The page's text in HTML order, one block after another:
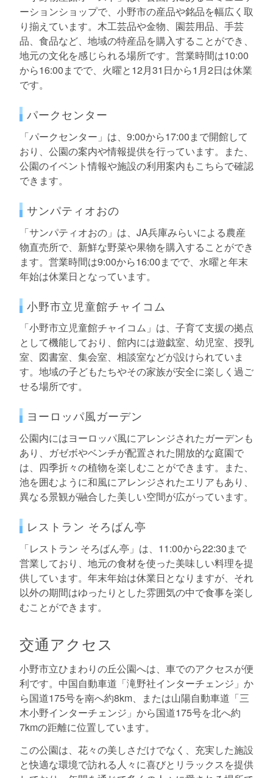
ーションショップで、小野市の産品や銘品を幅広く取
り揃えています。木工芸品や金物、園芸用品、手芸
品、食品など、地域の特産品を購入することができ、
地元の文化を感じられる場所です。営業時間は10:00
から16:00までで、火曜と12月31日から1月2日は休業
です。
パークセンター
「パークセンター」は、9:00から17:00まで開館して
おり、公園の案内や情報提供を行っています。また、
公園のイベント情報や施設の利用案内もこちらで確認
できます。
サンパティオおの
「サンパティオおの」は、JA兵庫みらいによる農産
物直売所で、新鮮な野菜や果物を購入することができ
ます。営業時間は9:00から16:00までで、水曜と年末
年始は休業日となっています。
小野市立児童館チャイコム
「小野市立児童館チャイコム」は、子育て支援の拠点
として機能しており、館内には遊戯室、幼児室、授乳
室、図書室、集会室、相談室などが設けられていま
す。地域の子どもたちやその家族が安全に楽しく過ご
せる場所です。
ヨーロッパ風ガーデン
公園内にはヨーロッパ風にアレンジされたガーデンも
あり、ガゼボやベンチが配置された開放的な庭園で
は、四季折々の植物を楽しむことができます。また、
池を囲むように和風にアレンジされたエリアもあり、
異なる景観が融合した美しい空間が広がっています。
レストラン そろばん亭
「レストラン そろばん亭」は、11:00から22:30まで
営業しており、地元の食材を使った美味しい料理を提
供しています。年末年始は休業日となりますが、それ
以外の期間はゆったりとした雰囲気の中で食事を楽し
むことができます。
交通アクセス
小野市立ひまわりの丘公園へは、車でのアクセスが便
利です。中国自動車道「滝野社インターチェンジ」か
ら国道175号を南へ約8km、または山陽自動車道「三
木小野インターチェンジ」から国道175号を北へ約
7kmの距離に位置しています。
この公園は、花々の美しさだけでなく、充実した施設
と快適な環境で訪れる人々に喜びとリラックスを提供